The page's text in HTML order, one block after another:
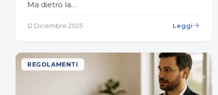
Ma dietro la…
12 Dicembre 2025 Leggi arrow_forward
REGOLAMENTI